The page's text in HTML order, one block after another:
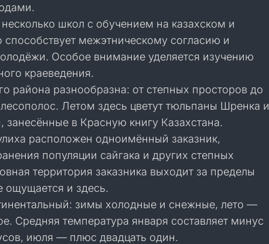
школ с обучением на казахском и
способствует межэтническому согласию и
Особое внимание уделяется изучению
краеведения.
района разнообразна: от степных просторов до
Летом здесь цветут тюльпаны Шренка и
занесённые в Красную книгу Казахстана.
расположен одноимённый заказник,
популяции сайгака и других степных
территория заказника выходит за пределы
ощущается и здесь.
зимы холодные и снежные, лето —
Средняя температура января составляет минус
июля — плюс двадцать один.